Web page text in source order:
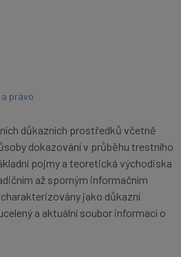
právo
důkazních prostředků včetně
dokazování v průběhu trestního
pojmy a teoretická východiska
až sporným informačním
jako důkazní
a aktuální soubor informací o